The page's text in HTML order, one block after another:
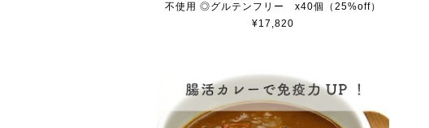
不使用 ◎グルテンフリー x40個（25%off）
¥17,820